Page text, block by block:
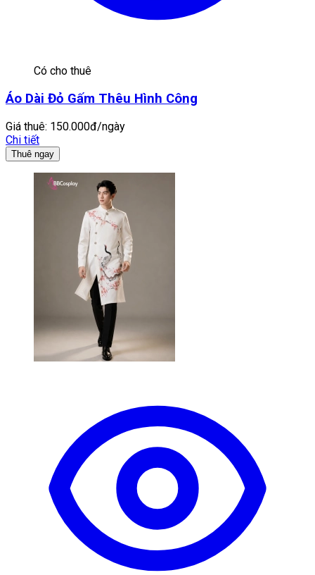
Có cho thuê
Áo Dài Đỏ Gấm Thêu Hình Công
Giá thuê: 150.000đ/ngày
Chi tiết
Thuê ngay